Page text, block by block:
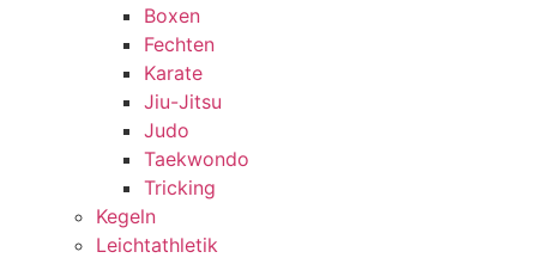
Boxen
Fechten
Karate
Jiu-Jitsu
Judo
Taekwondo
Tricking
Kegeln
Leichtathletik